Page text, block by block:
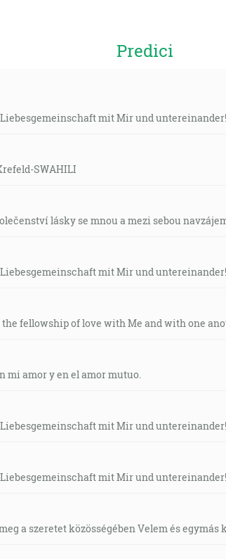
Predici
Liebesgemeinschaft mit Mir und untereinander!
SWAHILI
lásky se mnou a mezi sebou
Liebesgemeinschaft mit Mir und untereinander!
the fellowship of love with Me and with one
mi amor y en el amor mutuo.
Liebesgemeinschaft mit Mir und untereinander!
Liebesgemeinschaft mit Mir und untereinander!
a szeretet közösségében Velem és egymás